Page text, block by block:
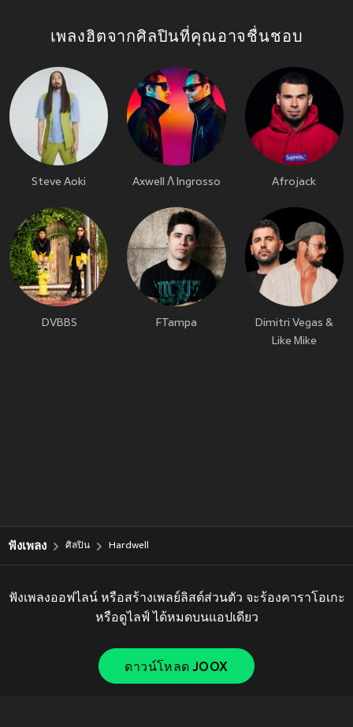
เพลงฮิตจากศิลปินที่คุณอาจชื่นชอบ
Steve Aoki Axwell Λ Ingrosso Afrojack
DVBBS FTampa
Dimitri Vegas &
Like Mike
ฟังเพลง ศิลปิน Hardwell
ฟังเพลงออฟไลน์ หรือสร้างเพลย์ลิสต์ส่วนตัว จะร้องคาราโอเกะ
หรือดูไลฟ์ ได้หมดบนแอปเดียว
ดาวน์โหลด JOOX